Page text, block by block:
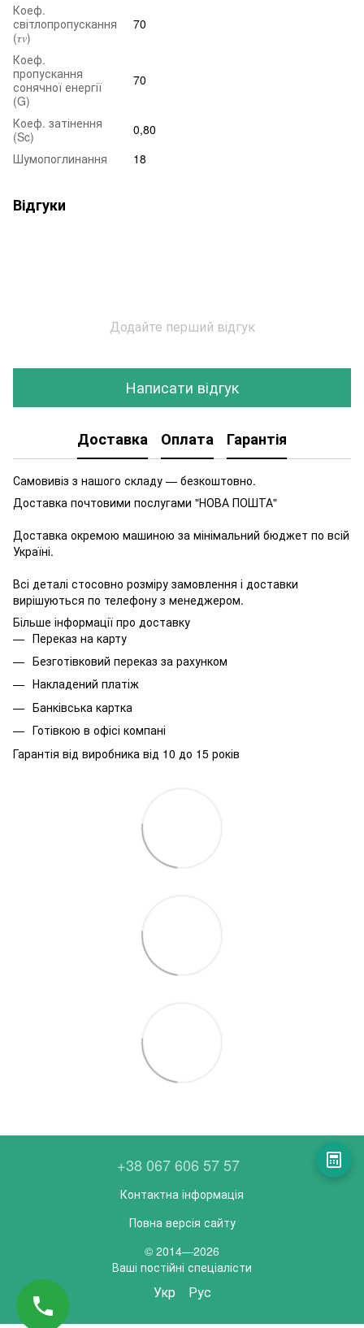
Коеф.
світлопропускання
(𝜏𝑣)
70
Коеф.
пропускання
сонячної енергії
(G)
70
Коеф. затінення
(Sc)
0,80
Шумопоглинання
18
Відгуки
Додайте перший відгук
Написати відгук
Доставка Оплата Гарантія
Самовивіз з нашого складу — безкоштовно.
Доставка почтовими послугами "НОВА ПОШТА"
Доставка окремою машиною за мінімальний бюджет по всій
Україні.
Всі деталі стосовно розміру замовлення і доставки
вирішуються по телефону з менеджером.
Більше інформації про доставку
Переказ на карту
Безготівковий переказ за рахунком
Накладений платіж
Банківська картка
Готівкою в офісі компані
Гарантія від виробника від 10 до 15 років
+38 067 606 57 57
Контактна інформація
Повна версія сайту
© 2014—2026
Ваші постійні спеціалісти
Укр Рус